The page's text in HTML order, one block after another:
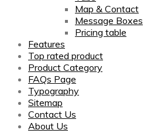
Map & Contact
Message Boxes
Pricing table
Features
Top rated product
Product Category
FAQs Page
Typography
Sitemap
Contact Us
About Us